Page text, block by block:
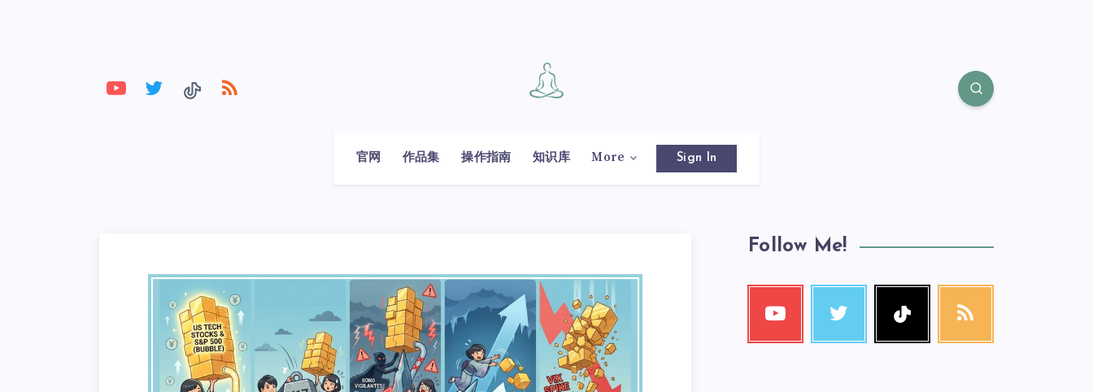
官网 作品集 操作指南 知识库 More Sign In
Follow Me!